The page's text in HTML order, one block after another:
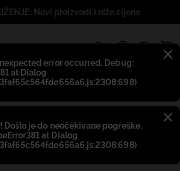
error occurred. Debug:
at Dialog
Došlo je do neočekivane pogreške.
at Dialog
Novi proizvodi i niže cijene